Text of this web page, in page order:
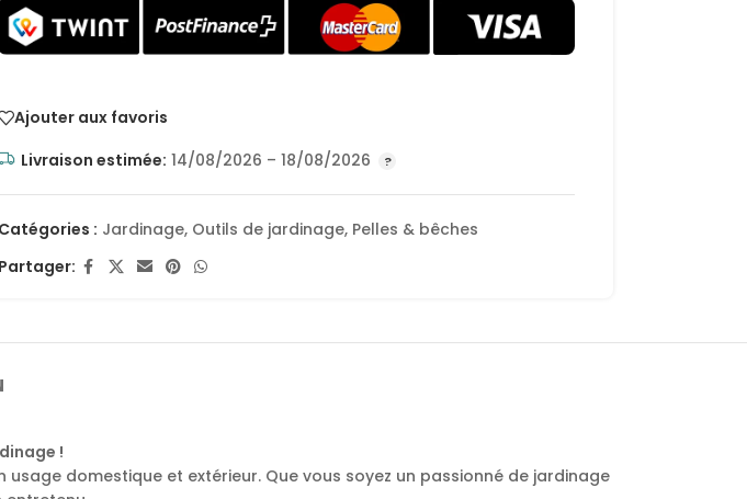
Ajouter aux favoris
Livraison estimée: 14/08/2026 – 18/08/2026
Catégories : Jardinage, Outils de jardinage, Pelles & bêches
Partager:
!
domestique et extérieur. Que vous soyez un passionné de jardinage